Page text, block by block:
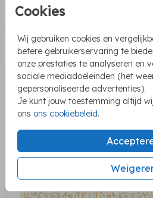
Cookies
Wij gebruiken cookies en
betere gebruikerservaring te
onze prestaties te analyseren en
sociale mediadoeleinden (het
gepersonaliseerde advertenties).
Je kunt jouw toestemming altijd
ons ons cookiebeleid.
Geboortekaartjes met folie
PASSEND BIJ DE